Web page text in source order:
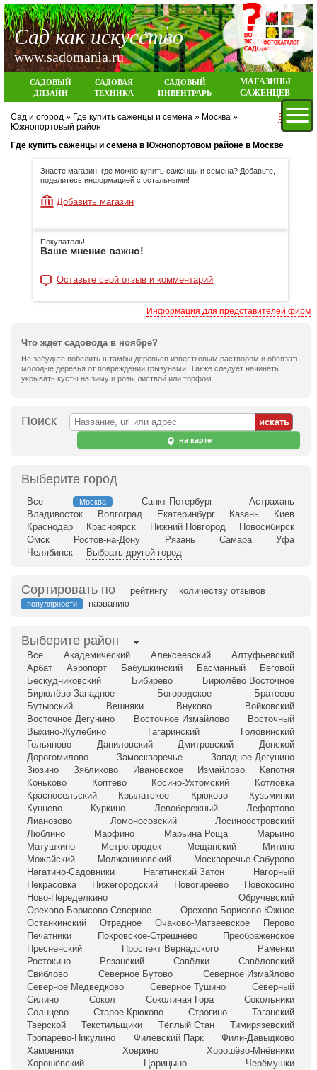
Сад как искусство
www.sadomania.ru
САДОВЫЙ
ДИЗАЙН
САДОВАЯ
ТЕХНИКА
САДОВЫЙ
ИНВЕНТРАРЬ
МАГАЗИНЫ
САЖЕНЦЕВ
Сад и огород » Где купить саженцы и семена » Москва »
Южнопортовый район
Вход
Где купить саженцы и семена в Южнопортовом районе в Москве
Знаете магазин, где можно купить саженцы и семена? Добавьте,
поделитесь информацией с остальными!
Добавить магазин
Покупатель!
Ваше мнение важно!
Оставьте свой отзыв и комментарий
Информация для представителей фирм
Что ждет садовода в ноябре?
Не забудьте побелить штамбы деревьев известковым раствором и обвязать
молодые деревья от повреждений грызунами. Также следует начинать
укрывать кусты на зиму и розы листвой или торфом.
Поиск
на карте
Выберите город
Все Москва Санкт-Петербург
Астрахань
Владивосток
Волгоград Екатеринбург Казань
Киев
Краснодар
Красноярск Нижний Новгород
Новосибирск
Омск
Ростов-на-Дону Рязань Самара
Уфа
Челябинск
Выбрать другой город
Сортировать по рейтингу количеству отзывов
популярности названию
Выберите район
Все Академический Алексеевский
Алтуфьевский
Арбат
Аэропорт Бабушкинский Басманный
Беговой
Бескудниковский
Бибирево
Бирюлёво Восточное
Бирюлёво Западное
Богородское
Братеево
Бутырский
Вешняки Внуково
Войковский
Восточное Дегунино
Восточное Измайлово
Восточный
Выхино-Жулебино
Гагаринский
Головинский
Гольяново
Даниловский Дмитровский
Донской
Дорогомилово
Замоскворечье
Западное Дегунино
Зюзино
Зябликово Ивановское Измайлово
Капотня
Коньково
Коптево Косино-Ухтомский
Котловка
Красносельский
Крылатское Крюково
Кузьминки
Кунцево
Куркино Левобережный
Лефортово
Лианозово
Ломоносовский
Лосиноостровский
Люблино
Марфино Марьина Роща
Марьино
Матушкино
Метрогородок Мещанский
Митино
Можайский
Молжаниновский
Москворечье-Сабурово
Нагатино-Садовники
Нагатинский Затон
Нагорный
Некрасовка
Нижегородский Новогиреево
Новокосино
Ново-Переделкино
Обручевский
Орехово-Борисово Северное
Орехово-Борисово Южное
Останкинский
Отрадное Очаково-Матвеевское
Перово
Печатники
Покровское-Стрешнево
Преображенское
Пресненский
Проспект Вернадского
Раменки
Ростокино
Рязанский Савёлки
Савёловский
Свиблово
Северное Бутово
Северное Измайлово
Северное Медведково
Северное Тушино
Северный
Силино
Сокол Соколиная Гора
Сокольники
Солнцево
Старое Крюково Строгино
Таганский
Тверской
Текстильщики Тёплый Стан
Тимирязевский
Тропарёво-Никулино
Филёвский Парк
Фили-Давыдково
Хамовники
Ховрино
Хорошёво-Мнёвники
Хорошёвский
Царицыно
Черёмушки